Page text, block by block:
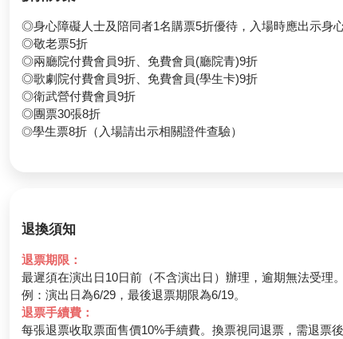
◎身心障礙人士及陪同者1名購票5折優待，入場時應出示身
◎敬老票5折
◎兩廳院付費會員9折、免費會員(廳院青)9折
◎歌劇院付費會員9折、免費會員(學生卡)9折
◎衛武營付費會員9折
◎團票30張8折
◎學生票8折（入場請出示相關證件查驗）
退換須知
退票期限：
最遲須在演出日10日前（不含演出日）辦理，逾期無法受理。
例：演出日為6/29，最後退票期限為6/19。
退票手續費：
每張退票收取票面售價10%手續費。換票視同退票，需退票後